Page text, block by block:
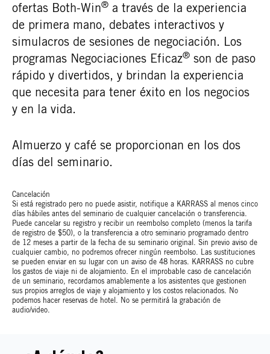
ofertas Both-Win® a través de la experiencia
de primera mano, debates interactivos y
simulacros de sesiones de negociación. Los
programas Negociaciones Eficaz® son de paso
rápido y divertidos, y brindan la experiencia
que necesita para tener éxito en los negocios
y en la vida.
Almuerzo y café se proporcionan en los dos
días del seminario.
Cancelación
Si está registrado pero no puede asistir, notifique a KARRASS al menos cinco
días hábiles antes del seminario de cualquier cancelación o transferencia.
Puede cancelar su registro y recibir un reembolso completo (menos la tarifa
de registro de $50), o la transferencia a otro seminario programado dentro
de 12 meses a partir de la fecha de su seminario original. Sin previo aviso de
cualquier cambio, no podremos ofrecer ningún reembolso. Las sustituciones
se pueden enviar en su lugar con un aviso de 48 horas. KARRASS no cubre
los gastos de viaje ni de alojamiento. En el improbable caso de cancelación
de un seminario, recordamos amablemente a los asistentes que gestionen
sus propios arreglos de viaje y alojamiento y los costos relacionados. No
podemos hacer reservas de hotel. No se permitirá la grabación de
audio/video.